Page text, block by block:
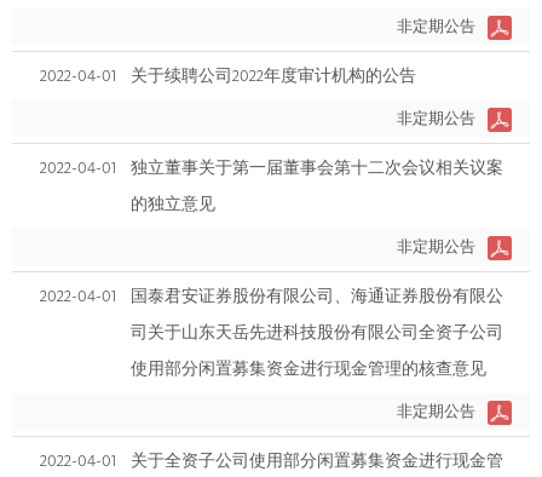
非定期公告
2022-04-01 关于续聘公司2022年度审计机构的公告
非定期公告
2022-04-01
独立董事关于第一届董事会第十二次会议相关议案
的独立意见
非定期公告
2022-04-01
国泰君安证券股份有限公司、海通证券股份有限公
司关于山东天岳先进科技股份有限公司全资子公司
使用部分闲置募集资金进行现金管理的核查意见
非定期公告
2022-04-01
关于全资子公司使用部分闲置募集资金进行现金管